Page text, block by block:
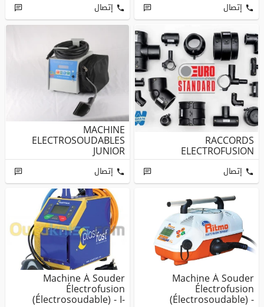
إتصال إتصال
RACCORDS
ELECTROFUSION
إتصال
MACHINE
ELECTROSOUDABLES
JUNIOR
إتصال
Machine À Souder
Électrofusion
(Électrosoudable) -
Machine À Souder
Électrofusion
(Électrosoudable) - I-